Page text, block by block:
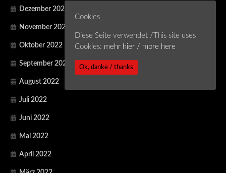
Dezember 2022
November 2022
Oktober 2022
September 2022
August 2022
Juli 2022
Juni 2022
Mai 2022
April 2022
Cookies
Diese Seite verwendet /This site uses
Cookies: mehr hier / more here
Ok, danke / thanks